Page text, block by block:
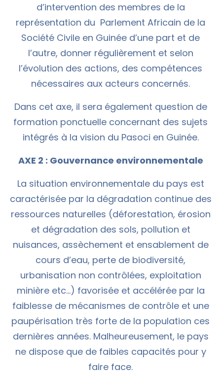
d’intervention des membres de la
représentation du Parlement Africain de la
Société Civile en Guinée d’une part et de
l’autre, donner régulièrement et selon
l’évolution des actions, des compétences
nécessaires aux acteurs concernés.
Dans cet axe, il sera également question de
formation ponctuelle concernant des sujets
intégrés à la vision du Pasoci en Guinée.
AXE 2 : Gouvernance environnementale
La situation environnementale du pays est
caractérisée par la dégradation continue des
ressources naturelles (déforestation, érosion
et dégradation des sols, pollution et
nuisances, assèchement et ensablement de
cours d’eau, perte de biodiversité,
urbanisation non contrôlées, exploitation
minière etc…) favorisée et accélérée par la
faiblesse de mécanismes de contrôle et une
paupérisation très forte de la population ces
dernières années. Malheureusement, le pays
ne dispose que de faibles capacités pour y
faire face.